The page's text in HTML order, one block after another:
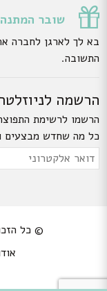
שובר
בא לך לארגן לחברה
התשובה.
הרשמה
הרשמו לרשימת
כל מה שחדש מבצעים
this field empty.
דואר
© כל